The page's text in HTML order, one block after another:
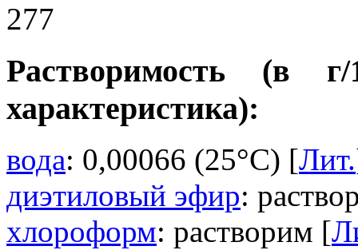
277
Растворимость (в
характеристика):
вода: 0,00066 (25°C) [Лит.
диэтиловый эфир:
хлороформ: растворим [